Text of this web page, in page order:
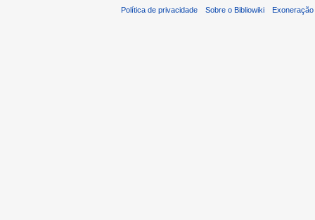
Política de privacidade Sobre o Bibliowiki